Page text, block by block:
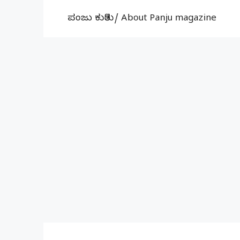
ಪಂಜು ಕುರಿತು/ About Panju magazine